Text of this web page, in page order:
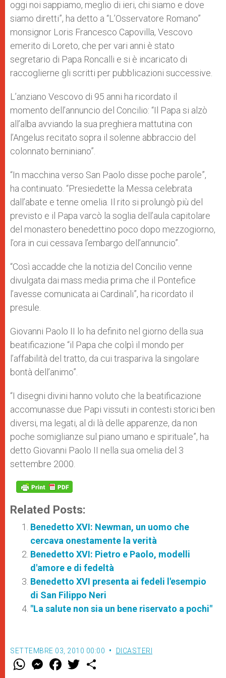
oggi noi sappiamo, meglio di ieri, chi siamo e dove
siamo diretti”, ha detto a “L’Osservatore Romano”
monsignor Loris Francesco Capovilla, Vescovo
emerito di Loreto, che per vari anni è stato
segretario di Papa Roncalli e si è incaricato di
raccoglierne gli scritti per pubblicazioni successive.
L’anziano Vescovo di 95 anni ha ricordato il
momento dell’annuncio del Concilio: “Il Papa si alzò
all’alba avviando la sua preghiera mattutina con
l’Angelus recitato sopra il solenne abbraccio del
colonnato berniniano”.
“In macchina verso San Paolo disse poche parole”,
ha continuato. “Presiedette la Messa celebrata
dall’abate e tenne omelia. Il rito si prolungò più del
previsto e il Papa varcò la soglia dell’aula capitolare
del monastero benedettino poco dopo mezzogiorno,
l’ora in cui cessava l’embargo dell’annuncio”.
“Così accadde che la notizia del Concilio venne
divulgata dai mass media prima che il Pontefice
l’avesse comunicata ai Cardinali”, ha ricordato il
presule.
Giovanni Paolo II lo ha definito nel giorno della sua
beatificazione “il Papa che colpì il mondo per
l’affabilità del tratto, da cui traspariva la singolare
bontà dell’animo”.
“I disegni divini hanno voluto che la beatificazione
accomunasse due Papi vissuti in contesti storici ben
diversi, ma legati, al di là delle apparenze, da non
poche somiglianze sul piano umano e spirituale”, ha
detto Giovanni Paolo II nella sua omelia del 3
settembre 2000.
Related Posts:
Benedetto XVI: Newman, un uomo che
cercava onestamente la verità
Benedetto XVI: Pietro e Paolo, modelli
d'amore e di fedeltà
Benedetto XVI presenta ai fedeli l'esempio
di San Filippo Neri
"La salute non sia un bene riservato a pochi"
SETTEMBRE 03, 2010 00:00 DICASTERI
W M
e
F
a w